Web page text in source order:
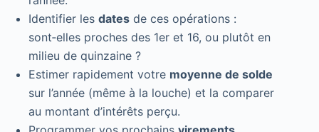
Identifier les dates de ces opérations :
sont‑elles proches des 1er et 16, ou plutôt en
milieu de quinzaine ?
Estimer rapidement votre moyenne de solde
sur l’année (même à la louche) et la comparer
au montant d’intérêts perçu.